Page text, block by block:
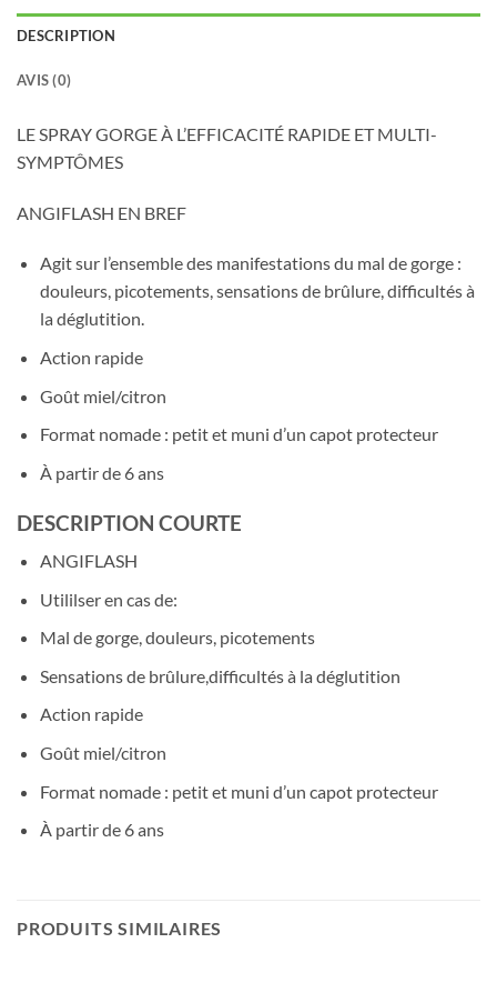
DESCRIPTION
AVIS (0)
LE SPRAY GORGE À L’EFFICACITÉ RAPIDE ET MULTI-
SYMPTÔMES
ANGIFLASH EN BREF
Agit sur l’ensemble des manifestations du mal de gorge :
douleurs, picotements, sensations de brûlure, difficultés à
la déglutition.
Action rapide
Goût miel/citron
Format nomade : petit et muni d’un capot protecteur
À partir de 6 ans
DESCRIPTION COURTE
ANGIFLASH
Utililser en cas de:
Mal de gorge, douleurs, picotements
Sensations de brûlure,difficultés à la déglutition
Action rapide
Goût miel/citron
Format nomade : petit et muni d’un capot protecteur
À partir de 6 ans
PRODUITS SIMILAIRES